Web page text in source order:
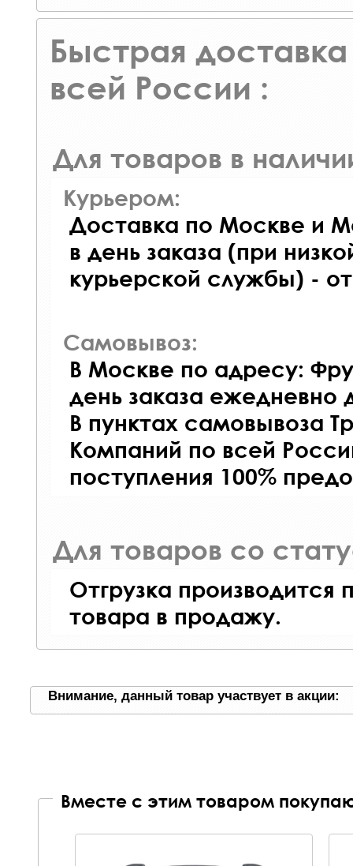
Быстрая доставка
всей России :
Для товаров в
Курьером:
Доставка по Москве и
в день заказа (при
курьерской службы) -
Самовывоз:
В Москве по адресу:
день заказа ежедневно
В пунктах самовывоза
Компаний по всей
поступления 100%
Для товаров со
Отгрузка производится
товара в продажу.
Внимание, данный товар участвует в акции:
Вместе с этим товаром